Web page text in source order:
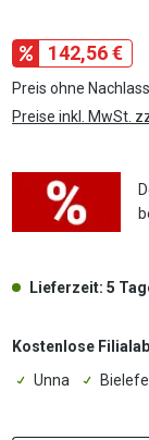
142,56 €
Preis ohne
Preise inkl. MwSt.
Lieferzeit: 5
Kostenlose
Unna